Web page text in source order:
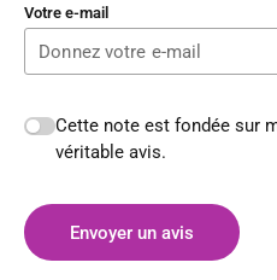
Votre e-mail
Cette note est fondée sur
véritable avis.
Envoyer un avis